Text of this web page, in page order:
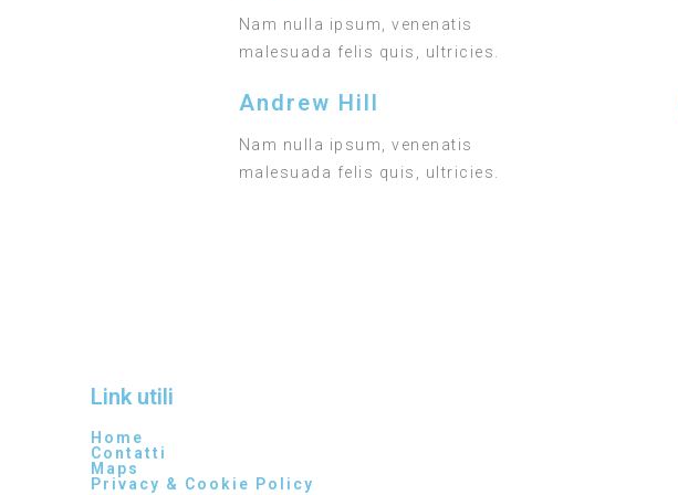
Nam nulla ipsum, venenatis
malesuada felis quis, ultricies.
Andrew Hill
Nam nulla ipsum, venenatis
malesuada felis quis, ultricies.
Link utili
Home
Contatti
Maps
Privacy & Cookie Policy